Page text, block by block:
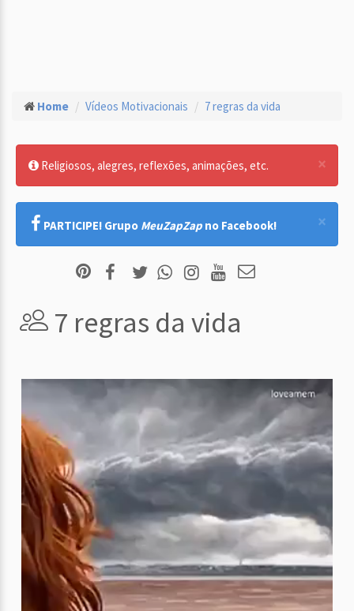
Home Vídeos Motivacionais 7 regras da vida
×
Religiosos, alegres, reflexões, animações, etc.
×
PARTICIPE! Grupo MeuZapZap no Facebook!
7 regras da vida